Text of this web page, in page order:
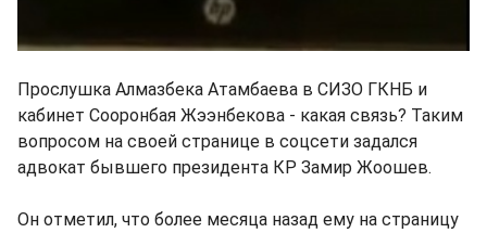
Прослушка Алмазбека Атамбаева в СИЗО ГКНБ и
кабинет Сооронбая Жээнбекова - какая связь? Таким
вопросом на своей странице в соцсети задался
адвокат бывшего президента КР Замир Жоошев.
Он отметил, что более месяца назад ему на страницу